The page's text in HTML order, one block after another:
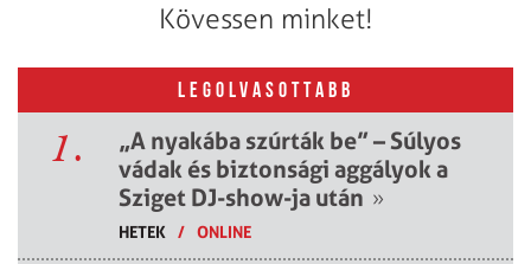
Kövessen minket!
LEGOLVASOTTABB
1.
„A nyakába szúrták be” – Súlyos
vádak és biztonsági aggályok a
Sziget DJ-show-ja után »
HETEK / ONLINE